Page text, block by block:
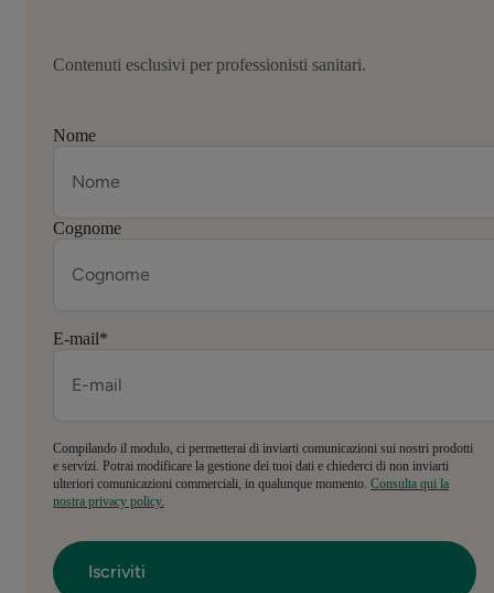
Contenuti esclusivi per professionisti sanitari.
Nome
Cognome
E-mail*
Compilando il modulo, ci permetterai di inviarti comunicazioni sui nostri prodotti
e servizi. Potrai modificare la gestione dei tuoi dati e chiederci di non inviarti
ulteriori comunicazioni commerciali, in qualunque momento. Consulta qui la
nostra privacy policy.